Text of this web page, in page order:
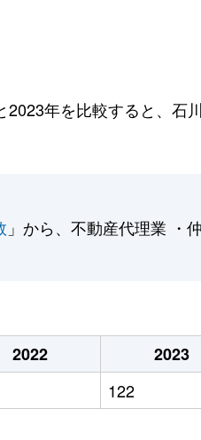
年を比較すると、石
」から、不動産代理業 ・
2022
2023
122